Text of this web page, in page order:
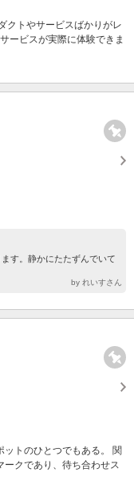
クトやサービスばかりがレ
ービスが実際に体験できま
す。静かにたたずんでいて
by れいすさん
ットのひとつでもある。 関
クであり、待ち合わせス